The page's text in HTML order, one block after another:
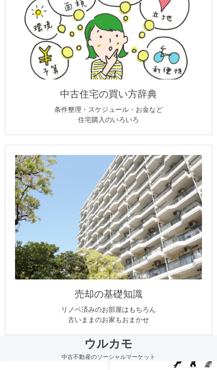
中古住宅の買い方辞典
条件整理・スケジュール・お金など
住宅購入のいろいろ
売却の基礎知識
リノベ済みのお部屋はもちろん
古いままのお家もおまかせ
ウルカモ
中古不動産のソーシャルマーケット